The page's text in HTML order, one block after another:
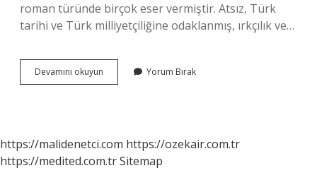
roman türünde birçok eser vermiştir. Atsız, Türk
tarihi ve Türk milliyetçiliğine odaklanmış, ırkçılık ve…
Devamını okuyun
Atsız
Yorum Bırak
https://malidenetci.com https://ozekair.com.tr
https://medited.com.trSitemap